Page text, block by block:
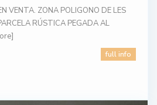
VENTA. ZONA POLIGONO DE LES
RÚSTICA PEGADA AL
full info